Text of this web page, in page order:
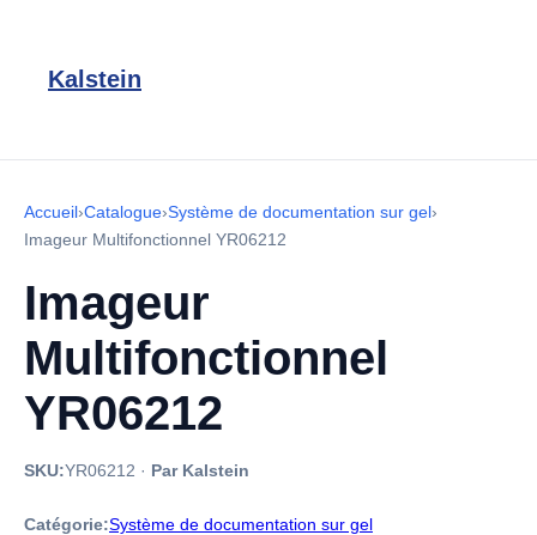
Kalstein
Accueil›Catalogue›Système de documentation sur gel›
Imageur Multifonctionnel YR06212
Imageur
Multifonctionnel
YR06212
SKU:YR06212 · Par Kalstein
Catégorie:Système de documentation sur gel